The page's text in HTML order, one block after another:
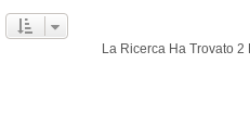
La Ricerca Ha Trovato 2